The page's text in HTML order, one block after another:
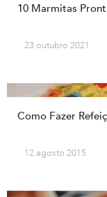
10 Marmitas
23 outubro 2021
Como Fazer
12 agosto 2015